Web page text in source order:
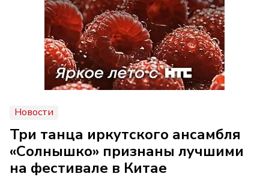
Новости
Три танца иркутского ансамбля
«Солнышко» признаны лучшими
на фестивале в Китае